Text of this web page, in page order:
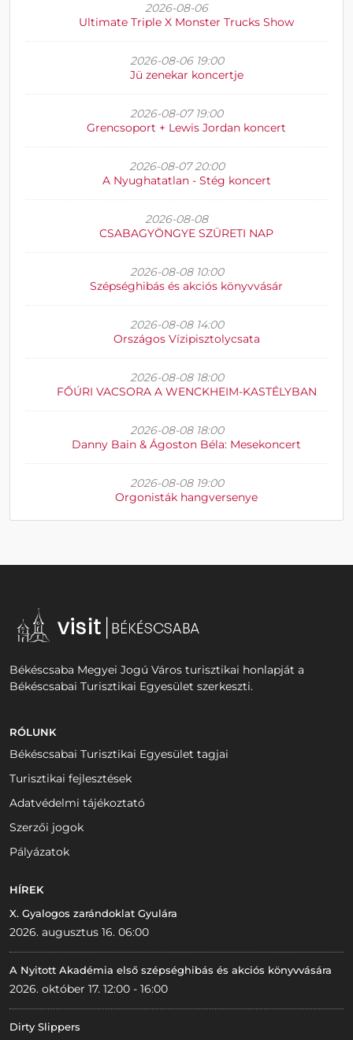
2026-08-06
Ultimate Triple X Monster Trucks Show
2026-08-06 19:00
Jü zenekar koncertje
2026-08-07 19:00
Grencsoport + Lewis Jordan koncert
2026-08-07 20:00
A Nyughatatlan - Stég koncert
2026-08-08
CSABAGYÖNGYE SZÜRETI NAP
2026-08-08 10:00
Szépséghibás és akciós könyvvásár
2026-08-08 14:00
Országos Vízipisztolycsata
2026-08-08 18:00
FŐÚRI VACSORA A WENCKHEIM-KASTÉLYBAN
2026-08-08 18:00
Danny Bain & Ágoston Béla: Mesekoncert
2026-08-08 19:00
Orgonisták hangversenye
Békéscsaba Megyei Jogú Város turisztikai honlapját a
Békéscsabai Turisztikai Egyesület szerkeszti.
RÓLUNK
Békéscsabai Turisztikai Egyesület tagjai
Turisztikai fejlesztések
Adatvédelmi tájékoztató
Szerzői jogok
Pályázatok
HÍREK
X. Gyalogos zarándoklat Gyulára
2026. augusztus 16. 06:00
A Nyitott Akadémia első szépséghibás és akciós könyvvására
2026. október 17. 12:00 - 16:00
Dirty Slippers